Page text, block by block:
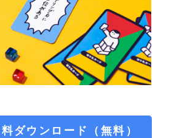
ダウンロード（無料）